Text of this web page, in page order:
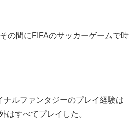
その間にFIFAのサッカーゲームで時
ナルファンタジーのプレイ経験は
はすべてプレイした。